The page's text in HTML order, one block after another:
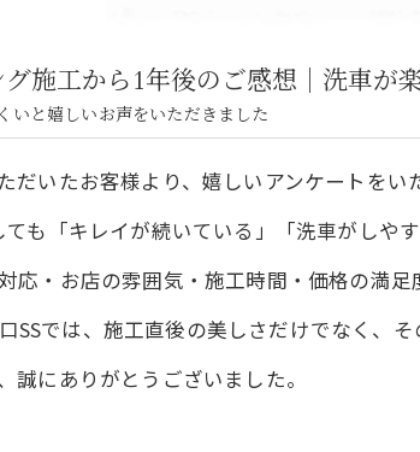
グ施工から1年後のご感想｜洗車が
いと嬉しいお声をいただきました
いたお客様より、嬉しいアンケートをい
も「キレイが続いている」「洗車がしや
応・お店の雰囲気・施工時間・価格の
SSでは、施工直後の美しさだけでなく、
誠にありがとうございました。